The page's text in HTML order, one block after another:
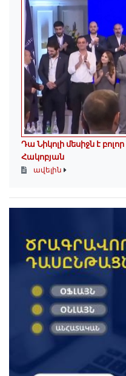
Դա Նիկոլի մեսիջն է
Հակոբյան
ավելին